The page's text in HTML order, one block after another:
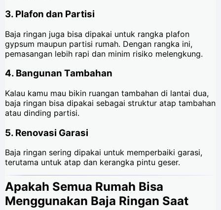
3. Plafon dan Partisi
Baja ringan juga bisa dipakai untuk rangka plafon
gypsum maupun partisi rumah. Dengan rangka ini,
pemasangan lebih rapi dan minim risiko melengkung.
4. Bangunan Tambahan
Kalau kamu mau bikin ruangan tambahan di lantai dua,
baja ringan bisa dipakai sebagai struktur atap tambahan
atau dinding partisi.
5. Renovasi Garasi
Baja ringan sering dipakai untuk memperbaiki garasi,
terutama untuk atap dan kerangka pintu geser.
Apakah Semua Rumah Bisa
Menggunakan Baja Ringan Saat